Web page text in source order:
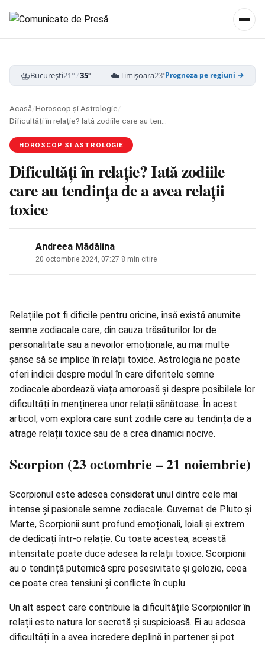
⛈️București21°/35° ☁️Timișoara23°/38° ⛈️Cluj-Napoca
Prognoza pe regiuni →
Acasă/Horoscop și Astrologie/
HOROSCOP ȘI ASTROLOGIE
Dificultăți în relație? Iată zodiile
care au tendința de a avea relații
toxice
Andreea Mădălina
20 octombrie 2024, 07:27 8 min citire
Relațiile pot fi dificile pentru oricine, însă există anumite
semne zodiacale care, din cauza trăsăturilor lor de
personalitate sau a nevoilor emoționale, au mai multe
șanse să se implice în relații toxice. Astrologia ne poate
oferi indicii despre modul în care diferitele semne
zodiacale abordează viața amoroasă și despre posibilele lor
dificultăți în menținerea unor relații sănătoase. În acest
articol, vom explora care sunt zodiile care au tendința de a
atrage relații toxice sau de a crea dinamici nocive.
Scorpion (23 octombrie – 21 noiembrie)
Scorpionul este adesea considerat unul dintre cele mai
intense și pasionale semne zodiacale. Guvernat de Pluto și
Marte, Scorpionii sunt profund emoționali, loiali și extrem
de dedicați într-o relație. Cu toate acestea, această
intensitate poate duce adesea la relații toxice. Scorpionii
au o tendință puternică spre posesivitate și gelozie, ceea
ce poate crea tensiuni și conflicte în cuplu.
Un alt aspect care contribuie la dificultățile Scorpionilor în
relații este natura lor secretă și suspicioasă. Ei au adesea
dificultăți în a avea încredere deplină în partener și pot